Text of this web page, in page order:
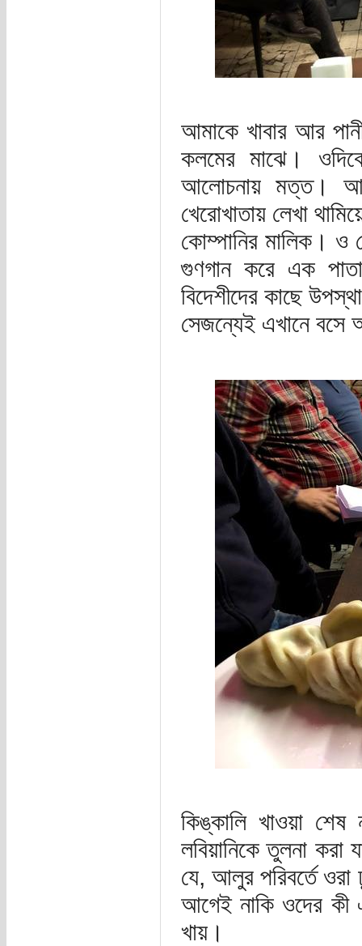
আমাকে খাবার আর
কলমের মাঝে।
আলোচনায় মত্ত।
খেরোখাতায় লেখা
কোম্পানির মালিক। ও
গুণগান করে এক
বিদেশীদের কাছে
সেজন্যেই এখানে বসে
কিঙ্কালি খাওয়া শেষ
লবিয়ানিকে তুলনা
যে, আলুর পরিবর্তে ওরা
আগেই নাকি ওদের কী
খায়।